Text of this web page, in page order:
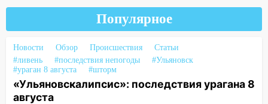
состоялось торжественное
мероприятие, приуроченное к
празднованию Дня сотрудника органов
следствия Российской Федерации
19:30 Ульяновцев приглашают
поддержать «Симбирскую чебурашку»
на фестивале «ФормАРТ»
Популярное
Новости Обзор Происшествия
Статьи
#ливень
#последствия непогоды
#Ульяновск
#ураган 8 августа
#шторм
«Ульяновскалипсис»: последствия урагана 8
августа